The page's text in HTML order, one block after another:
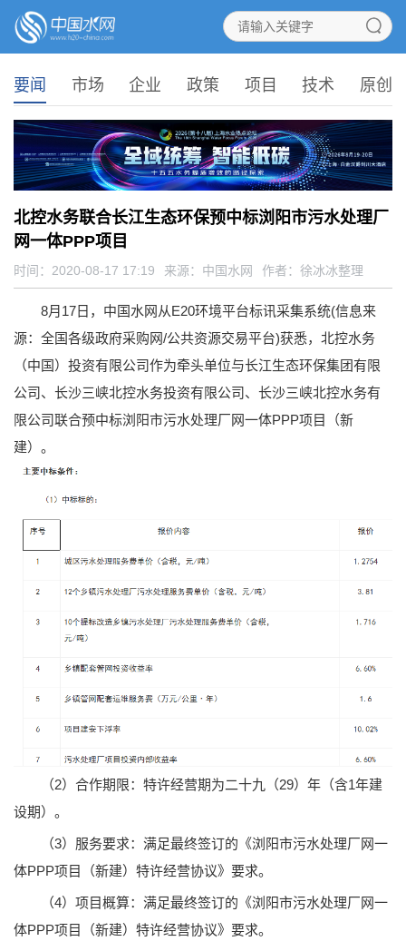
要闻 市场 企业 政策 项目 技术 原创
北控水务联合长江生态环保预中标浏阳市污水处理厂
网一体PPP项目
时间：2020-08-17 17:19 来源： 中国水网 作者：徐冰冰整理
8月17日，中国水网从E20环境平台标讯采集系统(信息来
源：全国各级政府采购网/公共资源交易平台)获悉，北控水务
（中国）投资有限公司作为牵头单位与长江生态环保集团有限
公司、长沙三峡北控水务投资有限公司、长沙三峡北控水务有
限公司联合预中标浏阳市污水处理厂网一体PPP项目（新
建）。
（2）合作期限：特许经营期为二十九（29）年（含1年建
设期）。
（3）服务要求：满足最终签订的《浏阳市污水处理厂网一
体PPP项目（新建）特许经营协议》要求。
（4）项目概算：满足最终签订的《浏阳市污水处理厂网一
体PPP项目（新建）特许经营协议》要求。